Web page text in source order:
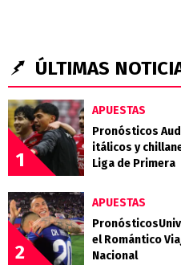
ÚLTIMAS
1
APUESTAS
Pronósticos
itálicos y
Liga de Primera
2
APUESTAS
el Romántico
Nacional